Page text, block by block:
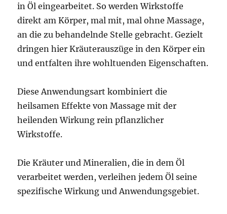
in Öl eingearbeitet. So werden Wirkstoffe
direkt am Körper, mal mit, mal ohne Massage,
an die zu behandelnde Stelle gebracht. Gezielt
dringen hier Kräuterauszüge in den Körper ein
und entfalten ihre wohltuenden Eigenschaften.
Diese Anwendungsart kombiniert die
heilsamen Effekte von Massage mit der
heilenden Wirkung rein pflanzlicher
Wirkstoffe.
Die Kräuter und Mineralien, die in dem Öl
verarbeitet werden, verleihen jedem Öl seine
spezifische Wirkung und Anwendungsgebiet.